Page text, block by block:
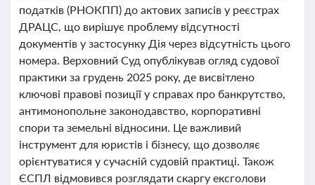
податків (РНОКПП) до актових записів у реєстрах
ДРАЦС, що вирішує проблему відсутності
документів у застосунку Дія через відсутність цього
номера. Верховний Суд опублікував огляд судової
практики за грудень 2025 року, де висвітлено
ключові правові позиції у справах про банкрутство,
антимонопольне законодавство, корпоративні
спори та земельні відносини. Це важливий
інструмент для юристів і бізнесу, що дозволяє
орієнтуватися у сучасній судовій практиці. Також
ЄСПЛ відмовився розглядати скаргу ексголови